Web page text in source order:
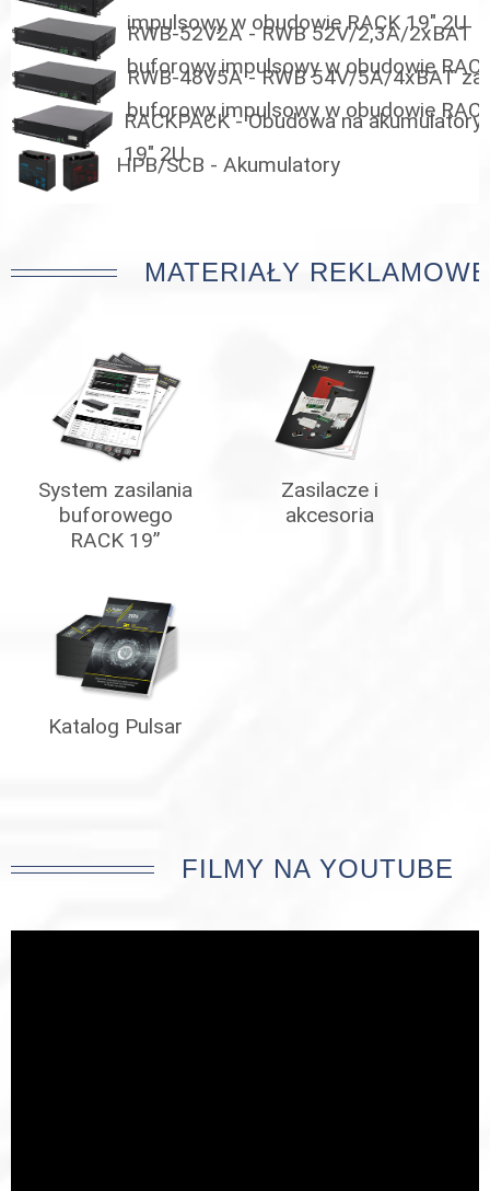
impulsowy w obudowie RACK 19" 2U
RWB-52V2A - RWB 52V/2,3A/2xBAT
buforowy impulsowy w obudowie
RWB-48V5A - RWB 54V/5A/4xBAT
buforowy impulsowy w obudowie
RACKPACK - Obudowa na
19" 2U
HPB/SCB - Akumulatory
MATERIAŁY REKLAMOWE
System zasilania
buforowego
RACK 19”
Zasilacze i
akcesoria
Katalog Pulsar
FILMY NA YOUTUBE